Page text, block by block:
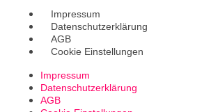
Impressum
Datenschutzerklärung
AGB
Cookie Einstellungen
Impressum
Datenschutzerklärung
AGB